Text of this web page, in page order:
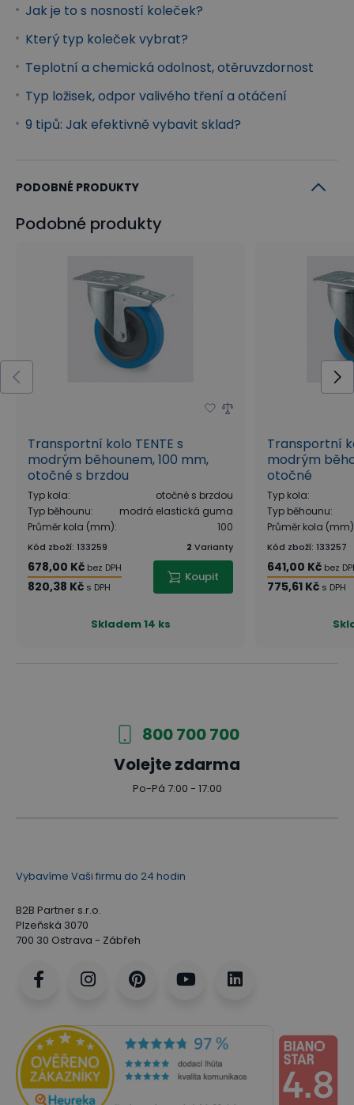
Jak je to s nosností koleček?
Který typ koleček vybrat?
Teplotní a chemická odolnost, otěruvzdornost
Typ ložisek, odpor valivého tření a otáčení
9 tipů: Jak efektivně vybavit sklad?
PODOBNÉ PRODUKTY
Podobné produkty
Transportní kolo TENTE s
modrým běhounem, 100 mm,
otočné s brzdou
Typ kola:
otočné s brzdou
Typ běhounu:
modrá elastická guma
Průměr kola (mm): 100
Kód zboží: 133259 2 Varianty
678,00 Kč bez DPH
820,38 Kč s DPH
Koupit
Skladem14 ks
Transportní
modrým
otočné
Typ kola:
Typ běhounu:
Průměr kola (mm)
Kód zboží: 133257
641,00 Kč bez
775,61 Kč s DPH
800 700 700
Volejte zdarma
Po-Pá 7:00 - 17:00
Vybavíme Vaši firmu do 24 hodin
B2B Partner s.r.o.
Plzeňská 3070
700 30 Ostrava - Zábřeh